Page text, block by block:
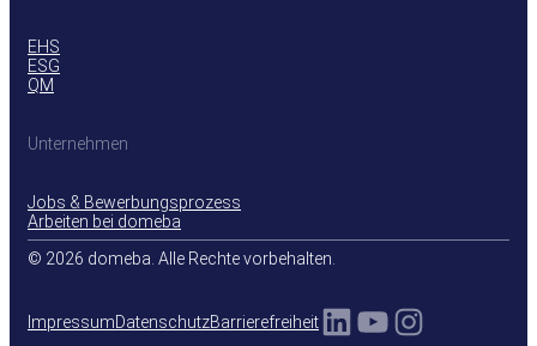
EHS
ESG
QM
Unternehmen
Jobs & Bewerbungsprozess
Arbeiten bei domeba
© 2026 domeba. Alle Rechte vorbehalten.
ImpressumDatenschutzBarrierefreiheitLinkedIn
YouTube